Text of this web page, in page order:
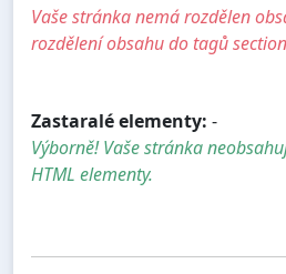
Vaše stránka nemá rozdělen
rozdělení obsahu do tagů
Zastaralé elementy: -
Výborně! Vaše stránka
HTML elementy.